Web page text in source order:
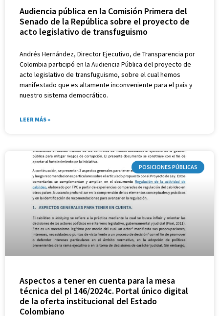
Audiencia pública en la Comisión Primera del
Senado de la República sobre el proyecto de
acto legislativo de transfuguismo
Andrés Hernández, Director Ejecutivo, de Transparencia por
Colombia participó en la Audiencia Pública del proyecto de
acto legislativo de transfuguismo, sobre el cual hemos
manifestado que es altamente inconveniente para el país y
nuestro sistema democrático.
LEER MÁS »
POSICIONES PÚBLICAS
Aspectos a tener en cuenta para la mesa
técnica del pl 146/2024c. Portal único digital
de la oferta institucional del Estado
Colombiano